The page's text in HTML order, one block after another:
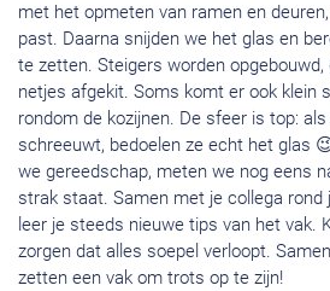
met het opmeten van ramen en
past. Daarna snijden we het glas en
te zetten. Steigers worden
netjes afgekit. Soms komt er ook klein
rondom de kozijnen. De sfeer is top: als
schreeuwt, bedoelen ze echt het glas
we gereedschap, meten we nog eens
strak staat. Samen met je collega rond
leer je steeds nieuwe tips van het vak.
zorgen dat alles soepel verloopt.
zetten een vak om trots op te zijn!